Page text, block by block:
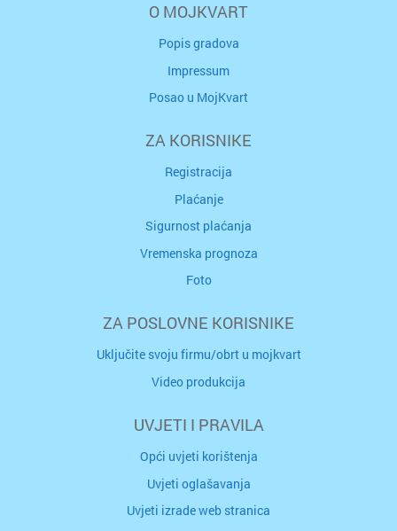
O MOJKVART
Popis gradova
Impressum
Posao u MojKvart
ZA KORISNIKE
Registracija
Plaćanje
Sigurnost plaćanja
Vremenska prognoza
Foto
ZA POSLOVNE KORISNIKE
Uključite svoju firmu/obrt u mojkvart
Video produkcija
UVJETI I PRAVILA
Opći uvjeti korištenja
Uvjeti oglašavanja
Uvjeti izrade web stranica